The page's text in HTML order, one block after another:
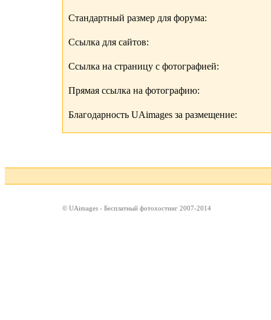
Стандартный размер для форума:
Ссылка для сайтов:
Ссылка на страницу с фотографией:
Прямая ссылка на фотографию:
Благодарность UAimages за размещение:
© UAimages - Бесплатный фотохостинг 2007-2014